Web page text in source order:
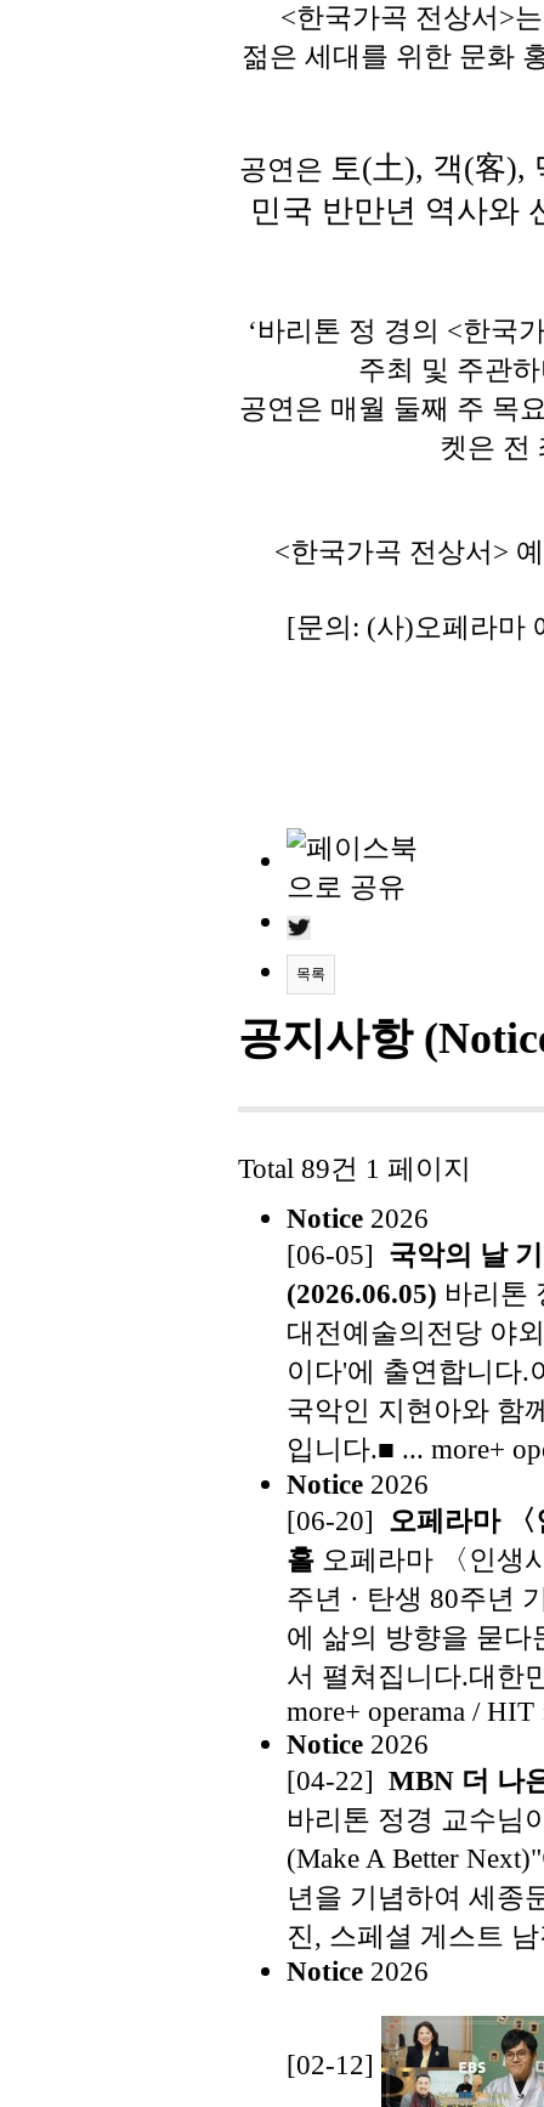
<한국가곡 전상서>
젊은 세대를 위한 문화
공연은 토(土), 객(客),
민국 반만년 역사와
‘바리톤 정 경의 <한국
주최 및 주관
공연은 매월 둘째 주 목
켓은 전
​<한국가곡 전상서>
[문의: (사)오페라마
목록
공지사항
Total 89건 1 페이지
Notice 2026
[06-05] 국악의 날
(2026.06.05) 바리톤
대전예술의전당 야
이다'에 출연합니다.
국악인 지현아와 함
입니다.■ ... more+
Notice 2026
[06-20] 오페라마
홀 오페라마 〈인생
주년 · 탄생 80주년
에 삶의 방향을 묻다
서 펼쳐집니다.대한
more+ operama / HIT
Notice 2026
[04-22] MBN 더 나
바리톤 정경 교수님
(Make A Better
년을 기념하여 세종
진, 스페셜 게스트
Notice 2026
[02-12]